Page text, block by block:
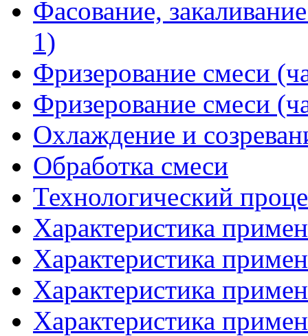
Фасование,
1)
Фризерование смеси
Фризерование смеси
Охлаждение и
Обработка смеси
Технологический
Характеристика
Характеристика
Характеристика
Характеристика